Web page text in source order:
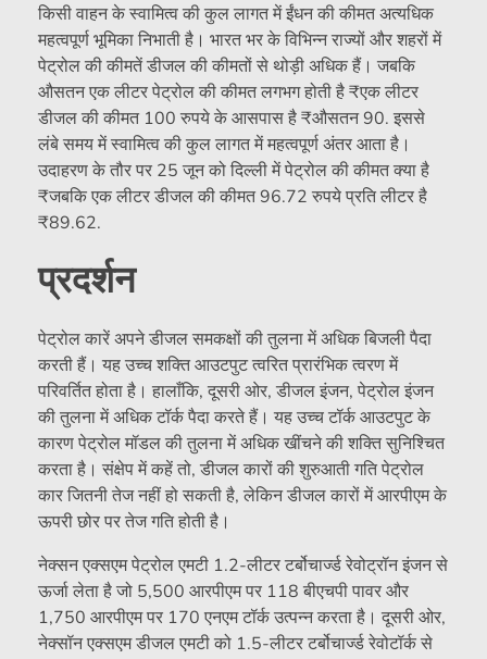
किसी वाहन के स्वामित्व की कुल लागत में ईंधन की कीमत अत्यधिक
महत्वपूर्ण भूमिका निभाती है। भारत भर के विभिन्न राज्यों और शहरों में
पेट्रोल की कीमतें डीजल की कीमतों से थोड़ी अधिक हैं। जबकि
औसतन एक लीटर पेट्रोल की कीमत लगभग होती है₹एक लीटर
डीजल की कीमत 100 रुपये के आसपास है₹औसतन 90. इससे
लंबे समय में स्वामित्व की कुल लागत में महत्वपूर्ण अंतर आता है।
उदाहरण के तौर पर 25 जून को दिल्ली में पेट्रोल की कीमत क्या है
₹जबकि एक लीटर डीजल की कीमत 96.72 रुपये प्रति लीटर है
₹89.62.
प्रदर्शन
पेट्रोल कारें अपने डीजल समकक्षों की तुलना में अधिक बिजली पैदा
करती हैं। यह उच्च शक्ति आउटपुट त्वरित प्रारंभिक त्वरण में
परिवर्तित होता है। हालाँकि, दूसरी ओर, डीजल इंजन, पेट्रोल इंजन
की तुलना में अधिक टॉर्क पैदा करते हैं। यह उच्च टॉर्क आउटपुट के
कारण पेट्रोल मॉडल की तुलना में अधिक खींचने की शक्ति सुनिश्चित
करता है। संक्षेप में कहें तो, डीजल कारों की शुरुआती गति पेट्रोल
कार जितनी तेज नहीं हो सकती है, लेकिन डीजल कारों में आरपीएम के
ऊपरी छोर पर तेज गति होती है।
नेक्सन एक्सएम पेट्रोल एमटी 1.2-लीटर टर्बोचार्ज्ड रेवोट्रॉन इंजन से
ऊर्जा लेता है जो 5,500 आरपीएम पर 118 बीएचपी पावर और
1,750 आरपीएम पर 170 एनएम टॉर्क उत्पन्न करता है। दूसरी ओर,
नेक्सॉन एक्सएम डीजल एमटी को 1.5-लीटर टर्बोचार्ज्ड रेवोटॉर्क से